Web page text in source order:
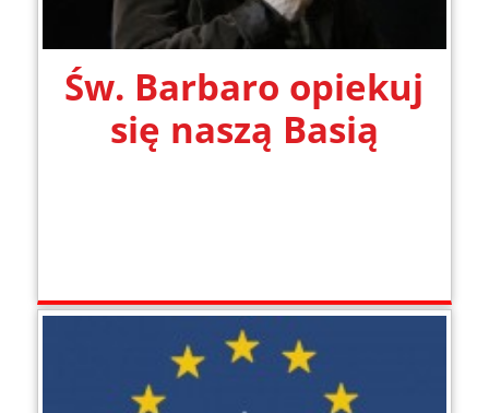
Św. Barbaro opiekuj
się naszą Basią